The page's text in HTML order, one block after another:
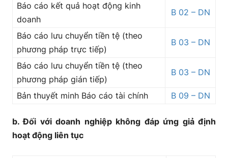
Báo cáo kết quả hoạt động kinh
doanh
B 02 – DN
Báo cáo lưu chuyển tiền tệ (theo
phương pháp trực tiếp)
B 03 – DN
Báo cáo lưu chuyển tiền tệ (theo
phương pháp gián tiếp)
B 03 – DN
Bản thuyết minh Báo cáo tài chính B 09 – DN
b. Đối với doanh nghiệp không đáp ứng giả định
hoạt động liên tục